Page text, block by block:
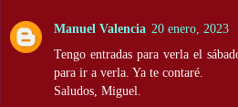
Manuel Valencia 20 enero, 2023
Tengo entradas para verla el
para ir a verla. Ya te contaré.
Saludos, Miguel.